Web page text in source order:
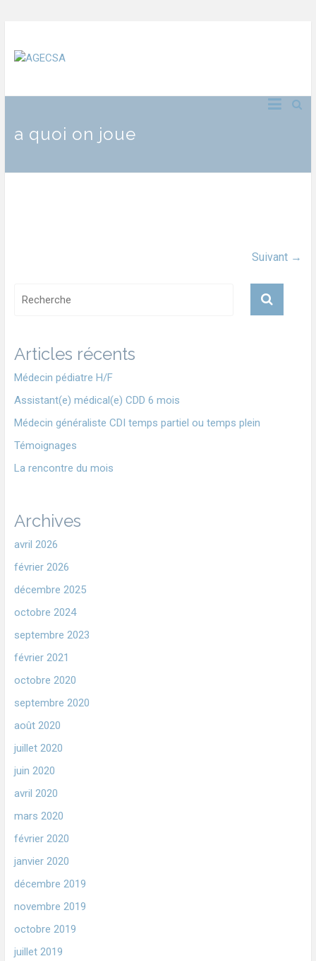
a quoi on joue
Suivant →
Articles récents
Médecin pédiatre H/F
Assistant(e) médical(e) CDD 6 mois
Médecin généraliste CDI temps partiel ou temps plein
Témoignages
La rencontre du mois
Archives
avril 2026
février 2026
décembre 2025
octobre 2024
septembre 2023
février 2021
octobre 2020
septembre 2020
août 2020
juillet 2020
juin 2020
avril 2020
mars 2020
février 2020
janvier 2020
décembre 2019
novembre 2019
octobre 2019
juillet 2019